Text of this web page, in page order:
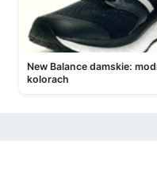
New Balance damskie:
kolorach